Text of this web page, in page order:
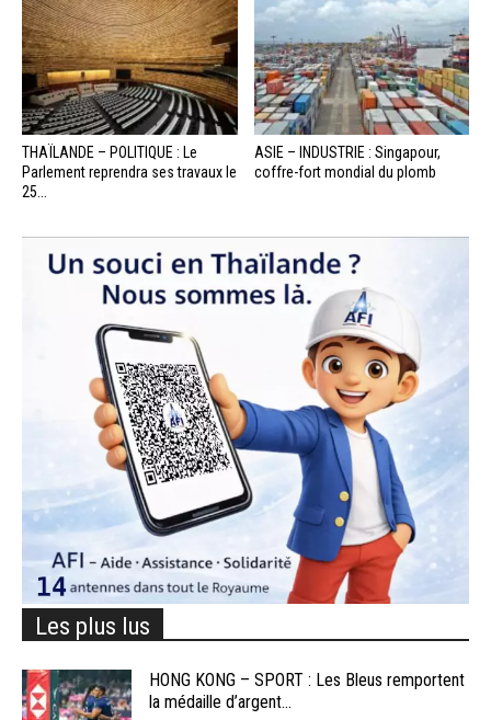
THAÏLANDE – POLITIQUE : Le
Parlement reprendra ses travaux le
25...
ASIE – INDUSTRIE : Singapour,
coffre-fort mondial du plomb
Les plus lus
HONG KONG – SPORT : Les Bleus remportent
la médaille d’argent...